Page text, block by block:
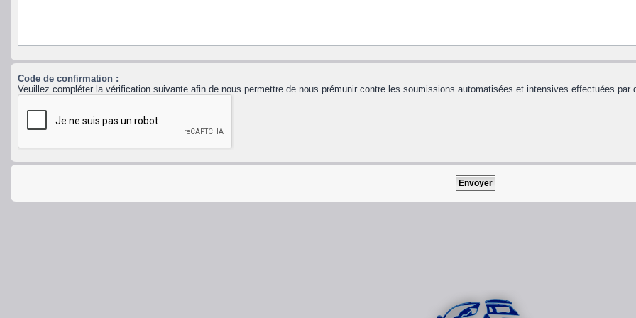
Code de confirmation :
Veuillez compléter la vérification suivante afin de nous permettre de nous prémunir contre les soumissions automatisées et intensives effectuées par